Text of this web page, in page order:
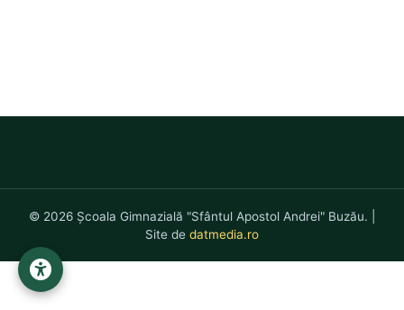
© 2026 Școala Gimnazială "Sfântul Apostol Andrei" Buzău. |
Site de datmedia.ro